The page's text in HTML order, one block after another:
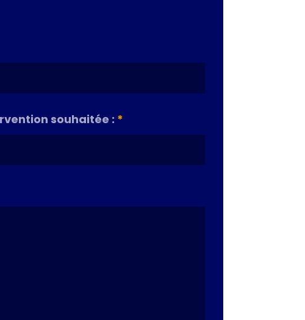
souhaitée : *